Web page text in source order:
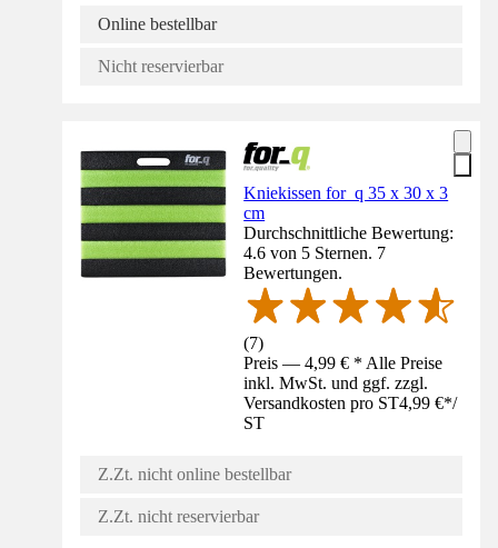
Online bestellbar
Nicht reservierbar
Kniekissen for_q 35 x 30 x 3
cm
Durchschnittliche Bewertung:
4.6 von 5 Sternen. 7
Bewertungen.
(7)
Preis — 4,99 € * Alle Preise
inkl. MwSt. und ggf. zzgl.
Versandkosten pro ST4,99 €*/
ST
Z.Zt. nicht online bestellbar
Z.Zt. nicht reservierbar